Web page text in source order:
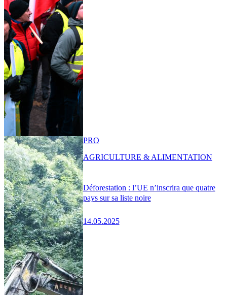
Déforestation : l’UE n’inscrira que quatre
pays sur sa liste noire
14.05.2025
PRO
AGRICULTURE & ALIMENTATION